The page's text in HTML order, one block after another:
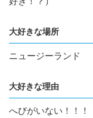
大好きな場所
ニュージーランド
大好きな理由
へびがいない！！！